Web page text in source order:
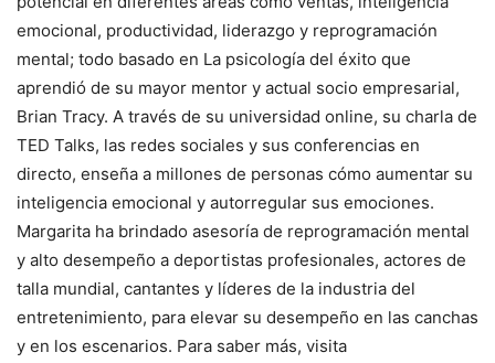
emocional, productividad, liderazgo y reprogramación
mental; todo basado en La psicología del éxito que
aprendió de su mayor mentor y actual socio empresarial,
Brian Tracy. A través de su universidad online, su charla de
TED Talks, las redes sociales y sus conferencias en
directo, enseña a millones de personas cómo aumentar su
inteligencia emocional y autorregular sus emociones.
Margarita ha brindado asesoría de reprogramación mental
y alto desempeño a deportistas profesionales, actores de
talla mundial, cantantes y líderes de la industria del
entretenimiento, para elevar su desempeño en las canchas
y en los escenarios. Para saber más, visita